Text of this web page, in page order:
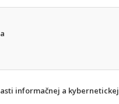
informačnej a kybernetickej